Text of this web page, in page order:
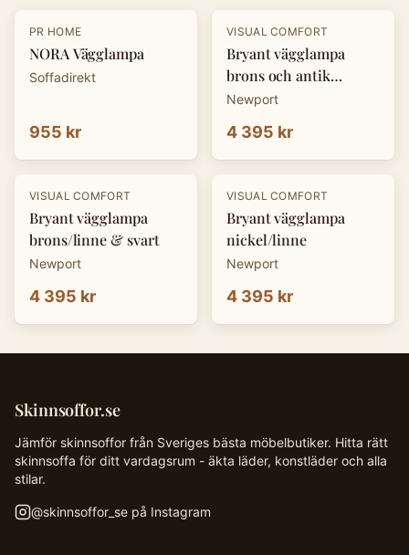
PR HOME
NORA Vägglampa
Soffadirekt
955 kr
VISUAL COMFORT
Bryant vägglampa
brons och antik
mässing/linne
Newport
4 395 kr
VISUAL COMFORT
Bryant vägglampa
brons/linne & svart
Newport
4 395 kr
VISUAL COMFORT
Bryant vägglampa
nickel/linne
Newport
4 395 kr
Skinnsoffor.se
Jämför skinnsoffor från Sveriges bästa möbelbutiker. Hitta rätt
skinnsoffa för ditt vardagsrum - äkta läder, konstläder och alla
stilar.
@skinnsoffor_se på Instagram